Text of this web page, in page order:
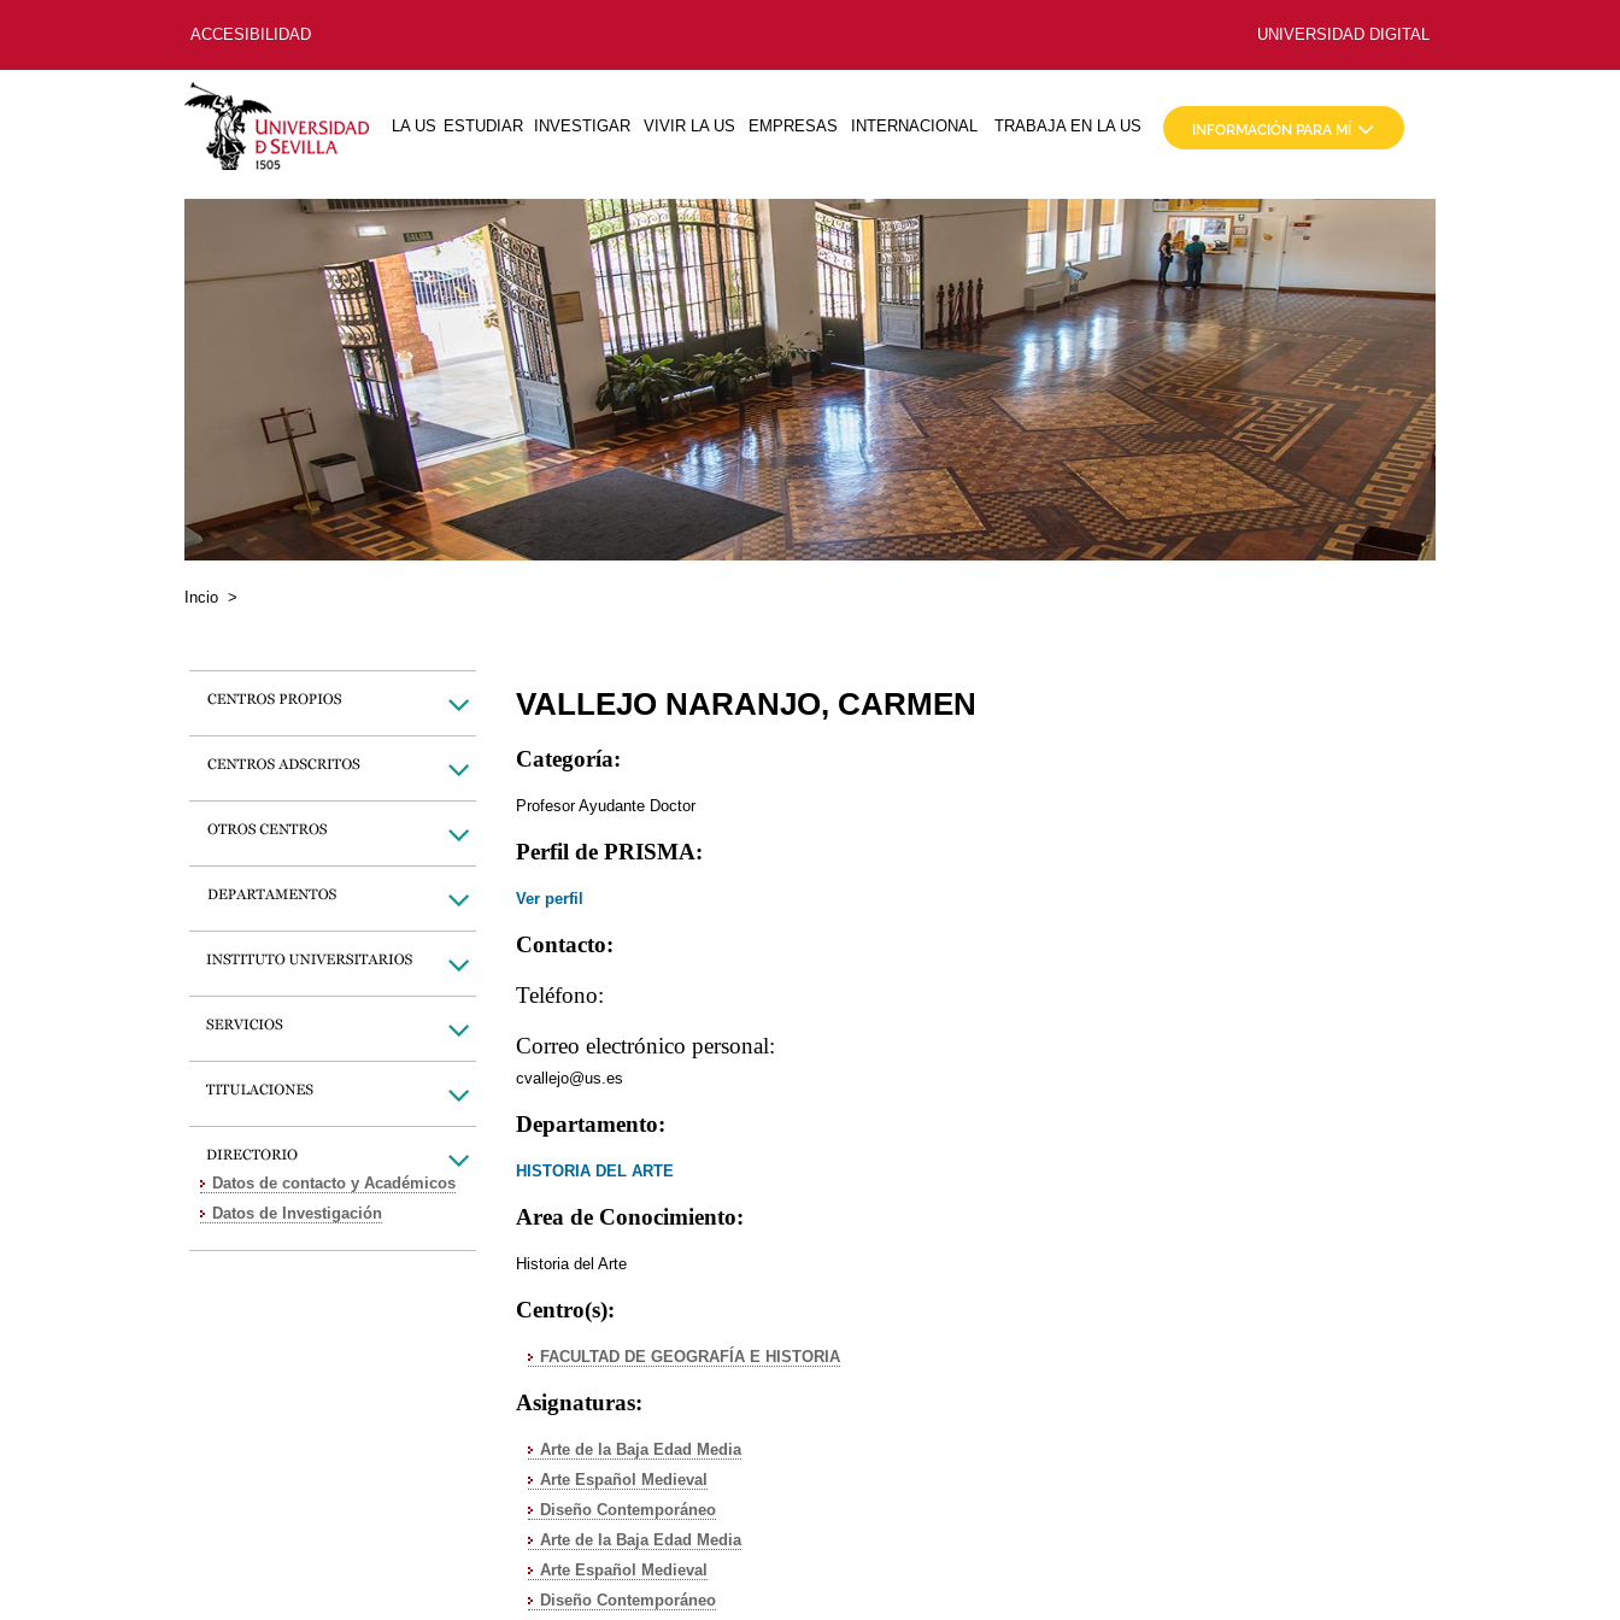
ACCESIBILIDAD UNIVERSIDAD DIGITAL
LA US ESTUDIAR INVESTIGAR VIVIR LA US EMPRESAS INTERNACIONAL TRABAJA EN LA US
Incio >
Datos de contacto y Académicos
Datos de Investigación
VALLEJO NARANJO, CARMEN
Categoría:
Profesor Ayudante Doctor
Perfil de PRISMA:
Ver perfil
Contacto:
Teléfono:
Correo electrónico personal:
cvallejo@us.es
Departamento:
HISTORIA DEL ARTE
Area de Conocimiento:
Historia del Arte
Centro(s):
FACULTAD DE GEOGRAFÍA E HISTORIA
Asignaturas:
Arte de la Baja Edad Media
Arte Español Medieval
Diseño Contemporáneo
Arte de la Baja Edad Media
Arte Español Medieval
Diseño Contemporáneo